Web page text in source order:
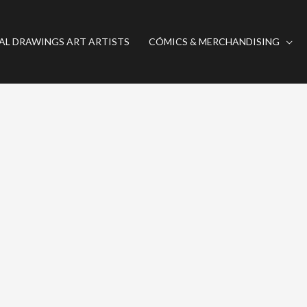
DRAWINGS ART ARTISTS CÓMICS & MERCHANDISING